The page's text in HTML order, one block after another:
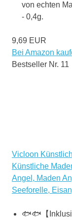
von echten
- 0,4g.
9,69 EUR
Bei Amazon
Bestseller Nr. 11
Vicloon
Künstliche
Angel, Maden
Seeforelle,
🐟🐟【